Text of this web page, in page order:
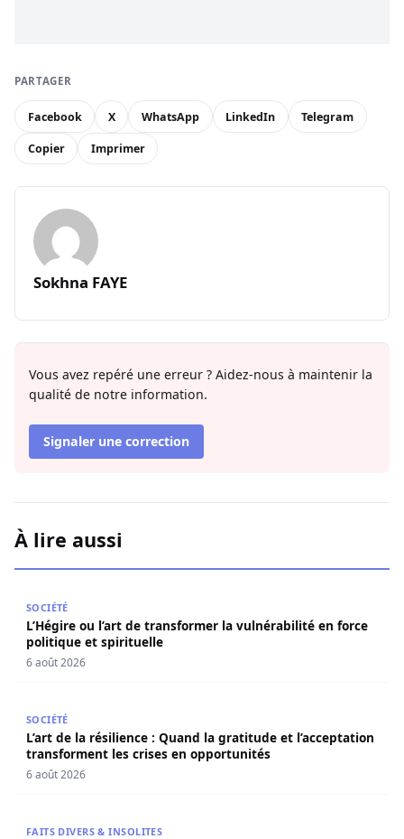
PARTAGER
Facebook X WhatsApp LinkedIn Telegram
Copier Imprimer
Sokhna FAYE
Vous avez repéré une erreur ? Aidez-nous à maintenir la
qualité de notre information.
Signaler une correction
À lire aussi
SOCIÉTÉ
L’Hégire ou l’art de transformer la vulnérabilité en force
politique et spirituelle
6 août 2026
SOCIÉTÉ
L’art de la résilience : Quand la gratitude et l’acceptation
transforment les crises en opportunités
6 août 2026
FAITS DIVERS & INSOLITES